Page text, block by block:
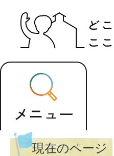
現在のページ